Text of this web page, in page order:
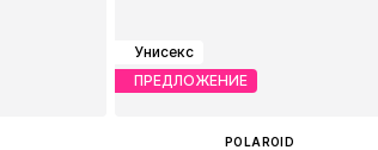
Унисекс
ПРЕДЛОЖЕНИЕ
POLAROID